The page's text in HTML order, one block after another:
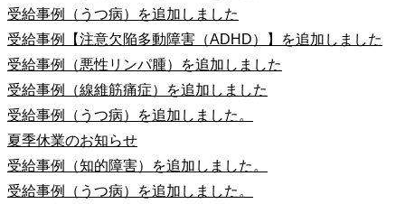
受給事例（うつ病）を追加しました
受給事例【注意欠陥多動障害（ADHD）】を追加しました
受給事例（悪性リンパ腫）を追加しました
受給事例（線維筋痛症）を追加しました
受給事例（うつ病）を追加しました。
夏季休業のお知らせ
受給事例（知的障害）を追加しました。
受給事例（うつ病）を追加しました。